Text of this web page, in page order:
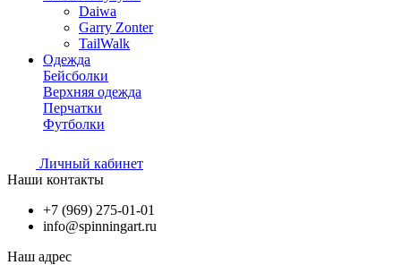
Daiwa
Garry Zonter
TailWalk
Одежда
Бейсболки
Верхняя одежда
Перчатки
Футболки
Личный кабинет
Наши контакты
+7 (969) 275-01-01
info@spinningart.ru
Наш адрес